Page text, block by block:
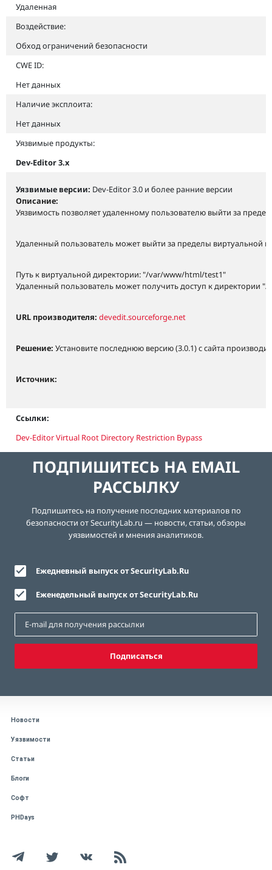
Удаленная
Воздействие:
Обход ограничений безопасности
CWE ID:
Нет данных
Наличие эксплоита:
Нет данных
Уязвимые продукты:
Dev-Editor 3.x
Уязвимые версии: Dev-Editor 3.0 и более ранние версии
Описание:
Уязвимость позволяет удаленному пользователю выйти за
Удаленный пользователь может выйти за пределы виртуальной
Путь к виртуальной директории: "/var/www/html/test1"
Удаленный пользователь может получить доступ к директории
URL производителя: devedit.sourceforge.net
Решение: Установите последнюю версию (3.0.1) с сайта
Источник:
Ссылки:
Dev-Editor Virtual Root Directory Restriction Bypass
ПОДПИШИТЕСЬ НА EMAIL
РАССЫЛКУ
Подпишитесь на получение последних материалов по
безопасности от SecurityLab.ru — новости, статьи, обзоры
уязвимостей и мнения аналитиков.
Ежедневный выпуск от SecurityLab.Ru
Еженедельный выпуск от SecurityLab.Ru
Подписаться
Новости
Уязвимости
Статьи
Блоги
Софт
PHDays